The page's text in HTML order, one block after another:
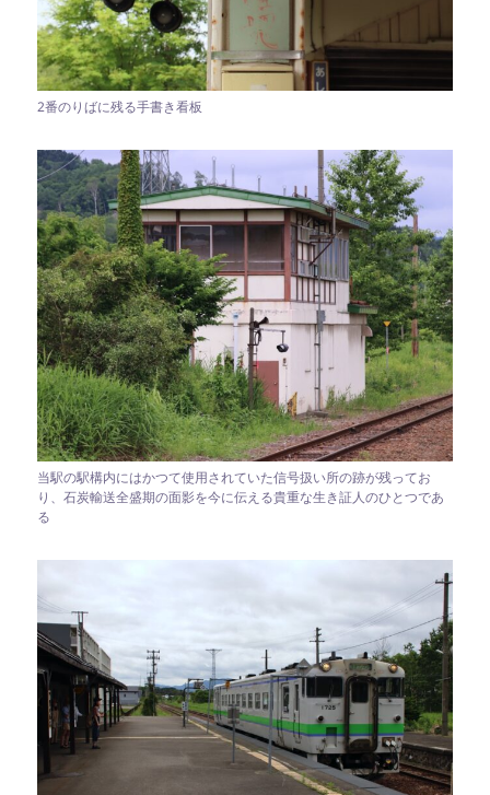
2番のりばに残る手書き看板
当駅の駅構内にはかつて使用されていた信号扱い所の跡が残ってお
り、石炭輸送全盛期の面影を今に伝える貴重な生き証人のひとつであ
る